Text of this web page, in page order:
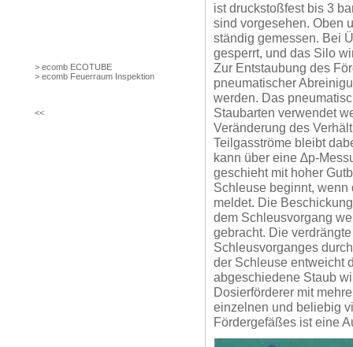
> ecomb ECOTUBE
> ecomb Feuerraum Inspektion
<<
ist druckstoßfest bis 3
sind vorgesehen. Oben
ständig gemessen. Bei
gesperrt, und das Silo
Zur Entstaubung des
pneumatischer
werden. Das
Staubarten verwendet
Veränderung des
Teilgasströme bleibt
kann über eine ∆p-
geschieht mit hoher
Schleuse beginnt,
meldet. Die
dem Schleusvorgang
gebracht. Die
Schleusvorganges
der Schleuse entweicht
abgeschiedene Staub
Dosierförderer mit
einzelnen und beliebig
Fördergefäßes ist eine